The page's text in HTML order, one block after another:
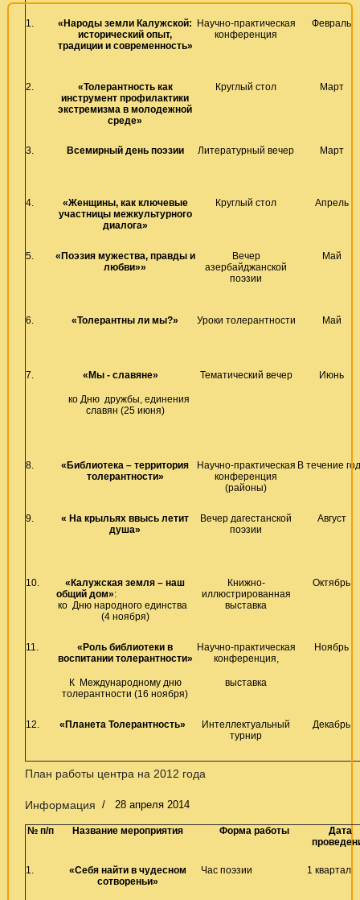
1.
«Народы земли Калужской:
исторический опыт,
традиции и современность»
Научно-практическая
конференция
Февраль
2.
«Толерантность как
инструмент профилактики
экстремизма в молодежной
среде»
Круглый стол Март
3. Всемирный день поэзии Литературный вечер Март
4.
«Женщины, как ключевые
участницы межкультурного
диалога»
Круглый стол Апрель
5.
«Поэзия мужества, правды и
любви»»
Вечер
азербайджанской
поэзии
Май
6. «Толерантны ли мы?» Уроки толерантности Май
7. «Мы - славяне»
ко Дню дружбы, единения
славян (25 июня)
Тематический вечер Июнь
8.
«Библиотека – территория
толерантности»
Научно-практическая
конференция
(районы)
В течение
9.
« На крыльях ввысь летит
душа»
Вечер дагестанской
поэзии
Август
10.
«Калужская земля – наш
общий дом»:
ко Дню народного единства
(4 ноября)
Книжно-
иллюстрированная
выставка
Октябрь
11.
«Роль библиотеки в
воспитании толерантности»
К Международному дню
толерантности (16 ноября)
Научно-практическая
конференция,
выставка
Ноябрь
12. «Планета Толерантность»
Интеллектуальный
турнир
Декабрь
План работы центра на 2012 года
Информация 28 апреля 2014
№ п/п Название мероприятия Форма работы
Дата
1.
«Себя найти в чудесном
сотвореньи»
Час поэзии 1 квартал